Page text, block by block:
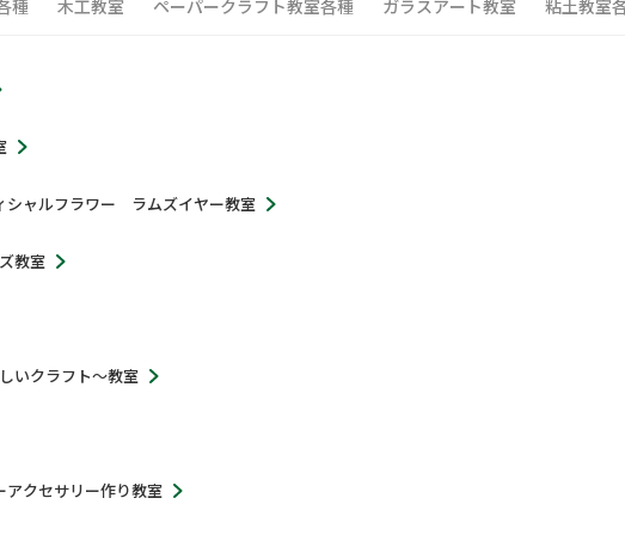
種 木工教室 ペーパークラフト教室各種 ガラスアート教室 粘土教室
シャルフラワー ラムズイヤー教室
教室
いクラフト～教室
クセサリー作り教室